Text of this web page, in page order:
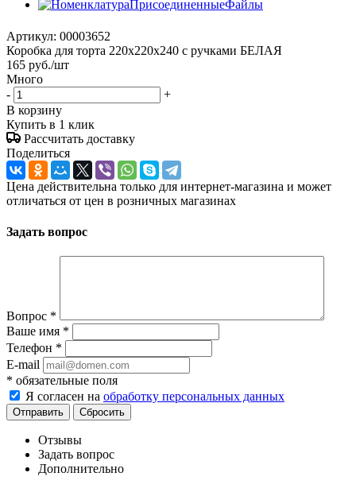
Артикул: 00003652
Коробка для торта 220x220x240 с ручками БЕЛАЯ
165 руб./шт
Много
-
+
В корзину
Купить в 1 клик
Рассчитать доставку
Поделиться
Цена действительна только для интернет-магазина и может
отличаться от цен в розничных магазинах
Задать вопрос
Вопрос *
Ваше имя *
Телефон *
E-mail
* обязательные поля
Я согласен на обработку персональных данных
Отправить Сбросить
Отзывы
Задать вопрос
Дополнительно